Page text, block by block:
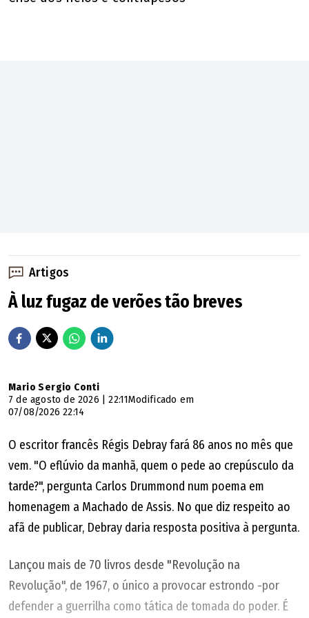
Artigos
À luz fugaz de verões tão breves
Mario Sergio Conti
7 de agosto de 2026 | 22:11Modificado em
07/08/2026 22:14
O escritor francês Régis Debray fará 86 anos no mês que
vem. "O eflúvio da manhã, quem o pede ao crepúsculo da
tarde?", pergunta Carlos Drummond num poema em
homenagem a Machado de Assis. No que diz respeito ao
afã de publicar, Debray daria resposta positiva à pergunta.
Lançou mais de 70 livros desde "Revolução na
Revolução", de 1967, o único a provocar estrondo -por
defender a guerrilha como tática de tomada do poder. É